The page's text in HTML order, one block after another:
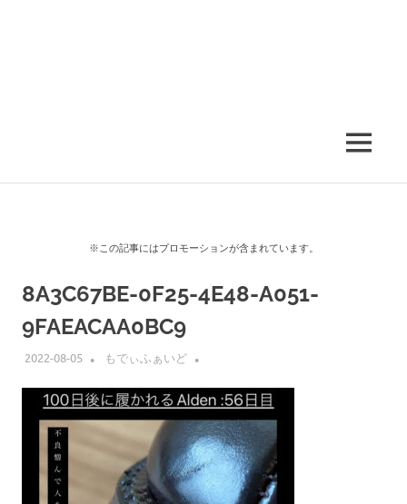
MENU
※この記事にはプロモーションが含まれています。
8A3C67BE-0F25-4E48-A051-
9FAEACAA0BC9
2022-08-05 もでぃふぁいど